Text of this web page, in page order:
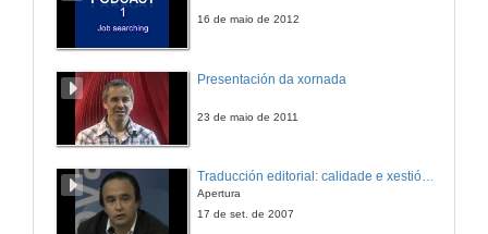
16 de maio de 2012
Presentación da xornada
23 de maio de 2011
Traducción editorial: calidade e xestión de proxectos
Apertura
17 de set. de 2007